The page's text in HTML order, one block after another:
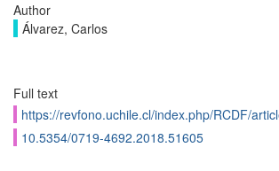
Author
Álvarez, Carlos
Full text
https://revfono.uchile.cl/index.php/RCDF/
10.5354/0719-4692.2018.51605